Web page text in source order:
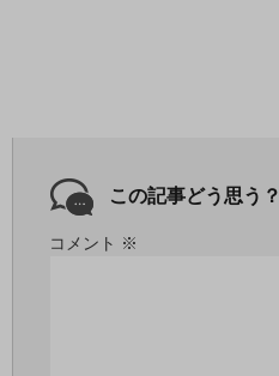
この記事どう思う？
コメント ※